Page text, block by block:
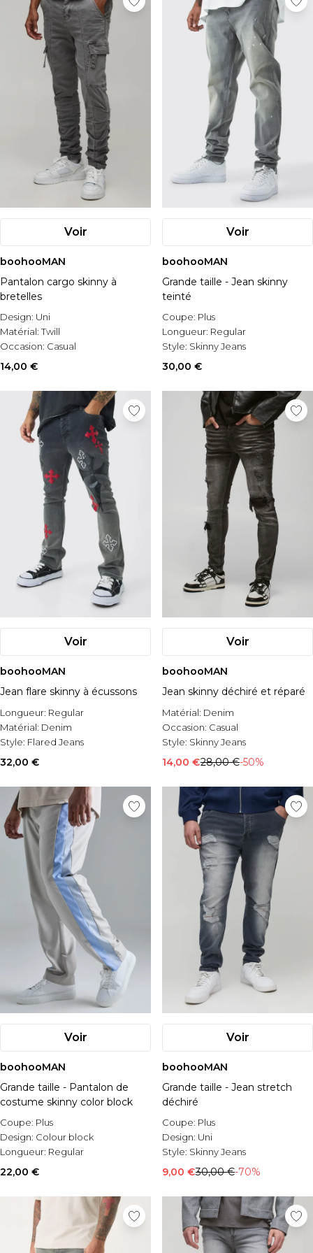
Voir
boohooMAN
Pantalon cargo skinny à
bretelles
Design: Uni
Matérial:Twill
Occasion: Casual
14,00 €
Voir
boohooMAN
Grande taille - Jean skinny
teinté
Coupe: Plus
Longueur: Regular
Style: Skinny Jeans
30,00 €
Voir
boohooMAN
Jean flare skinny à écussons
Longueur: Regular
Matérial: Denim
Style: Flared Jeans
32,00 €
Voir
boohooMAN
Jean skinny déchiré et réparé
Matérial: Denim
Occasion: Casual
Style: Skinny Jeans
14,00 €28,00 €-50%
Voir
boohooMAN
Grande taille - Pantalon de
costume skinny color block
Coupe: Plus
Design: Colour block
Longueur: Regular
22,00 €
Voir
boohooMAN
Grande taille - Jean stretch
déchiré
Coupe: Plus
Design: Uni
Style: Skinny Jeans
9,00 €30,00 €-70%